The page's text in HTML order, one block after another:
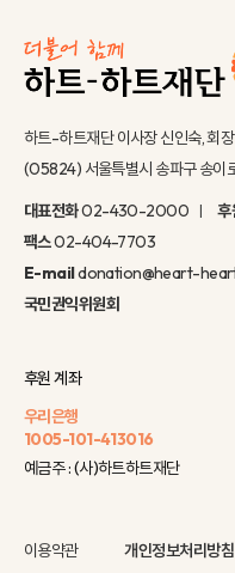
하트-하트재단 이사장 신인숙, 회
(05824) 서울특별시 송파구 송이
대표전화02-430-2000 후
팩스02-404-7703
E-maildonation@heart-
국민권익위원회
후원 계좌
우리은행
1005-101-413016
예금주 : (사)하트하트재단
이용약관 개인정보처리방침